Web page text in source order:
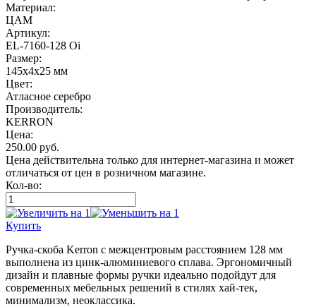
Материал:
ЦАМ
Артикул:
EL-7160-128 Oi
Размер:
145х4х25 мм
Цвет:
Атласное серебро
Производитель:
KERRON
Цена:
250.00 руб.
Цена действительна только для интернет-магазина и может
отличаться от цен в розничном магазине.
Кол-во:
Купить
Ручка-скоба Kerron с межцентровым расстоянием 128 мм
выполнена из цинк-алюминиевого сплава. Эргономичный
дизайн и плавные формы ручки идеально подойдут для
современных мебельных решений в стилях хай-тек,
минимализм, неоклассика.